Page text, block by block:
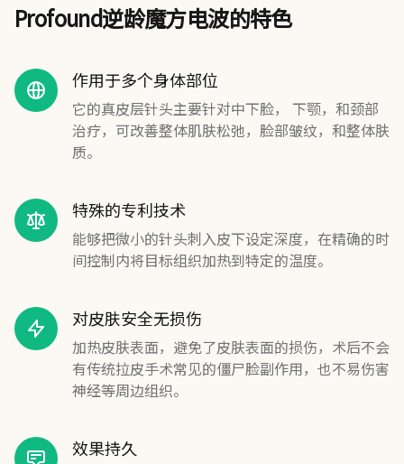
Profound逆龄魔方电波的特色
作用于多个身体部位
它的真皮层针头主要针对中下脸， 下颚，和颈部
治疗，可改善整体肌肤松弛，脸部皱纹，和整体肤
质。
特殊的专利技术
能够把微小的针头刺入皮下设定深度，在精确的时
间控制内将目标组织加热到特定的温度。
对皮肤安全无损伤
加热皮肤表面，避免了皮肤表面的损伤，术后不会
有传统拉皮手术常见的僵尸脸副作用，也不易伤害
神经等周边组织。
效果持久